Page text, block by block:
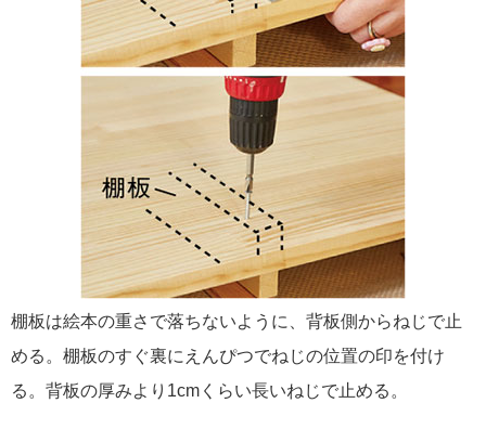
棚板は絵本の重さで落ちないように、背板側からねじで止
める。棚板のすぐ裏にえんぴつでねじの位置の印を付け
る。背板の厚みより1cmくらい長いねじで止める。